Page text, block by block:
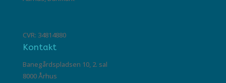
CVR: 34814880
Kontakt
Banegårdspladsen 10, 2. sal
8000 Århus